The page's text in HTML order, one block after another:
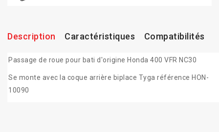
Description Caractéristiques Compatibilités
Passage de roue pour bati d'origine Honda 400 VFR NC30
Se monte avec la coque arrière biplace Tyga référence HON-
10090